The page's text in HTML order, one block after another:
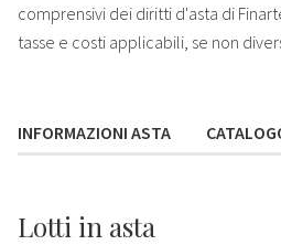
comprensivi dei diritti d'asta di
tasse e costi applicabili, se non
INFORMAZIONI ASTA
Lotti in asta